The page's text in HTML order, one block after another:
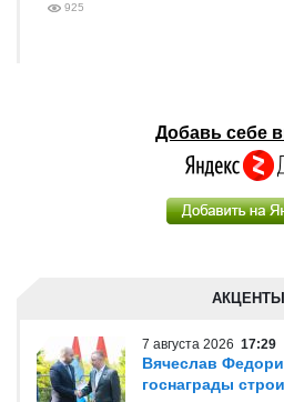
925
Добавь себе
АКЦЕНТЫ
7 августа 2026 17:29
Вячеслав
госнаграды